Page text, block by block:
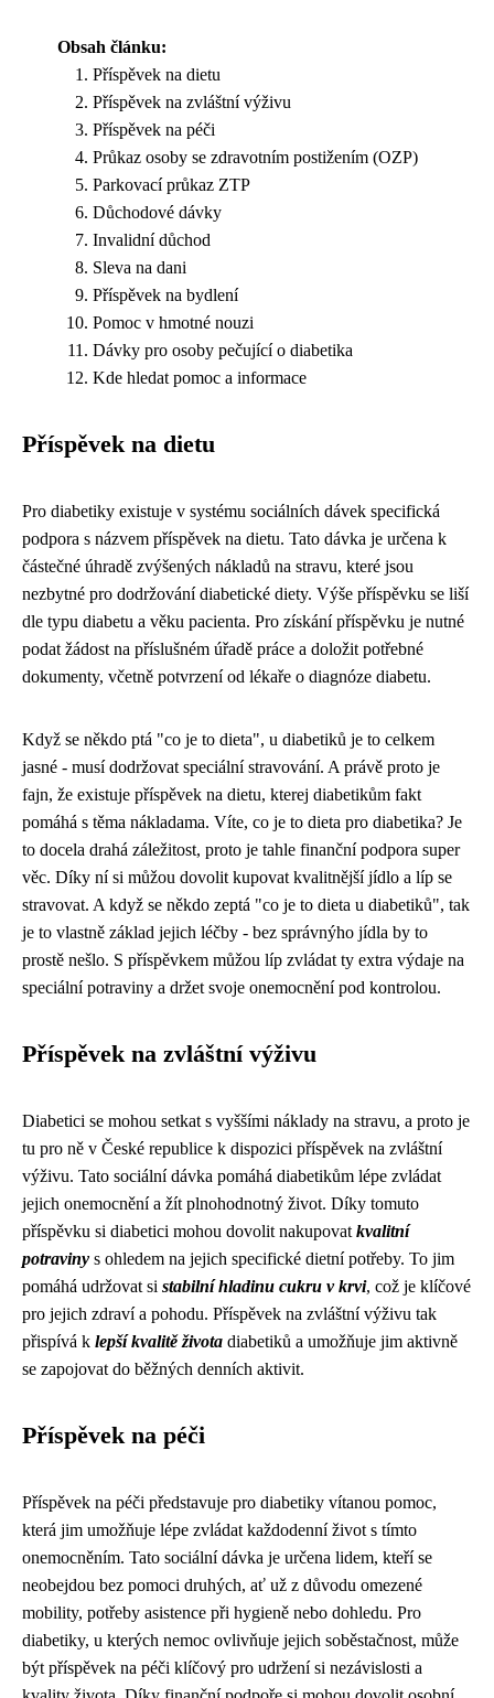
Obsah článku:
Příspěvek na dietu
Příspěvek na zvláštní výživu
Příspěvek na péči
Průkaz osoby se zdravotním postižením (OZP)
Parkovací průkaz ZTP
Důchodové dávky
Invalidní důchod
Sleva na dani
Příspěvek na bydlení
Pomoc v hmotné nouzi
Dávky pro osoby pečující o diabetika
Kde hledat pomoc a informace
Příspěvek na dietu
Pro diabetiky existuje v systému sociálních dávek specifická
podpora s názvem příspěvek na dietu. Tato dávka je určena k
částečné úhradě zvýšených nákladů na stravu, které jsou
nezbytné pro dodržování diabetické diety. Výše příspěvku se liší
dle typu diabetu a věku pacienta. Pro získání příspěvku je nutné
podat žádost na příslušném úřadě práce a doložit potřebné
dokumenty, včetně potvrzení od lékaře o diagnóze diabetu.
Když se někdo ptá "co je to dieta", u diabetiků je to celkem
jasné - musí dodržovat speciální stravování. A právě proto je
fajn, že existuje příspěvek na dietu, kterej diabetikům fakt
pomáhá s těma nákladama. Víte, co je to dieta pro diabetika? Je
to docela drahá záležitost, proto je tahle finanční podpora super
věc. Díky ní si můžou dovolit kupovat kvalitnější jídlo a líp se
stravovat. A když se někdo zeptá "co je to dieta u diabetiků", tak
je to vlastně základ jejich léčby - bez správnýho jídla by to
prostě nešlo. S příspěvkem můžou líp zvládat ty extra výdaje na
speciální potraviny a držet svoje onemocnění pod kontrolou.
Příspěvek na zvláštní výživu
Diabetici se mohou setkat s vyššími náklady na stravu, a proto je
tu pro ně v České republice k dispozici příspěvek na zvláštní
výživu. Tato sociální dávka pomáhá diabetikům lépe zvládat
jejich onemocnění a žít plnohodnotný život. Díky tomuto
příspěvku si diabetici mohou dovolit nakupovat kvalitní
potraviny s ohledem na jejich specifické dietní potřeby. To jim
pomáhá udržovat si stabilní hladinu cukru v krvi, což je klíčové
pro jejich zdraví a pohodu. Příspěvek na zvláštní výživu tak
přispívá k lepší kvalitě života diabetiků a umožňuje jim aktivně
se zapojovat do běžných denních aktivit.
Příspěvek na péči
Příspěvek na péči představuje pro diabetiky vítanou pomoc,
která jim umožňuje lépe zvládat každodenní život s tímto
onemocněním. Tato sociální dávka je určena lidem, kteří se
neobejdou bez pomoci druhých, ať už z důvodu omezené
mobility, potřeby asistence při hygieně nebo dohledu. Pro
diabetiky, u kterých nemoc ovlivňuje jejich soběstačnost, může
být příspěvek na péči klíčový pro udržení si nezávislosti a